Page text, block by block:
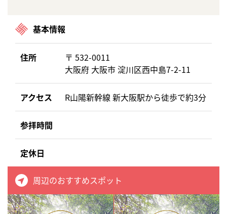
基本情報
住所
〒 532-0011
大阪府 大阪市 淀川区西中島7-2-11
アクセス R山陽新幹線 新大阪駅から徒歩で約3分
参拝時間
定休日
周辺のおすすめスポット